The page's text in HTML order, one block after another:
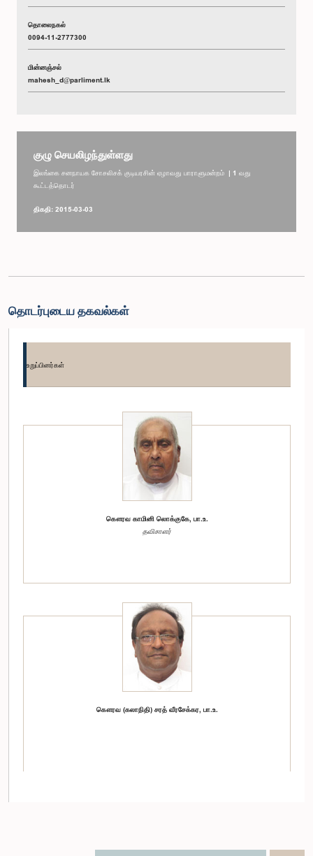
தொலைநகல்
0094-11-2777300
மின்னஞ்சல்
mahesh_d@parliment.lk
குழு செயலிழந்துள்ளது
இலங்கை சனநாயக சோசலிசக் குடியரசின் ஏழாவது பாராளுமன்றம் | 1 வது
கூட்டத்தொடர்
திகதி: 2015-03-03
தொடர்புடைய தகவல்கள்
உறுப்பினர்கள்
கௌரவ காமினி லொக்குகே, பா.உ.
தவிசாளர்
கௌரவ (கலாநிதி) சரத் வீரசேக்கர, பா.உ.